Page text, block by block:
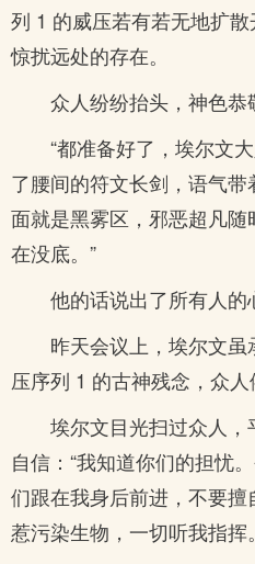
列 1 的威压若有若无地扩
惊扰远处的存在。
众人纷纷抬头，神色恭
“都准备好了，埃尔文
了腰间的符文长剑，语气
面就是黑雾区，邪恶超凡
在没底。”
他的话说出了所有人的
昨天会议上，埃尔文
压序列 1 的古神残念，众人
埃尔文目光扫过众人
自信：“我知道你们的担忧
们跟在我身后前进，不要
惹污染生物，一切听我指挥